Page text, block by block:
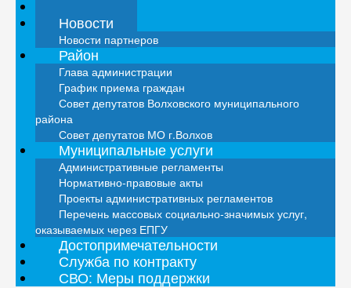
Новости
Новости партнеров
Район
Глава администрации
График приема граждан
Совет депутатов Волховского муниципального
района
Совет депутатов МО г.Волхов
Муниципальные услуги
Административные регламенты
Нормативно-правовые акты
Проекты административных регламентов
Перечень массовых социально-значимых услуг,
оказываемых через ЕПГУ
Достопримечательности
Служба по контракту
СВО: Меры поддержки